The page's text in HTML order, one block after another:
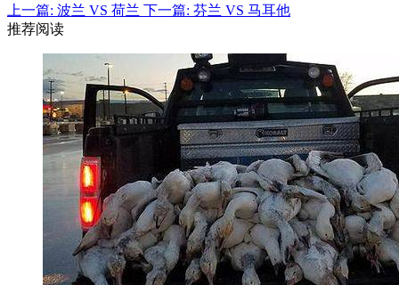
上一篇: 波兰 VS 荷兰 下一篇: 芬兰 VS 马耳他
推荐阅读